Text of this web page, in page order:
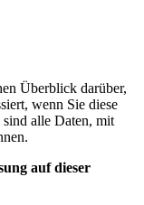
Überblick darüber,
wenn Sie diese
sind alle Daten, mit
auf dieser